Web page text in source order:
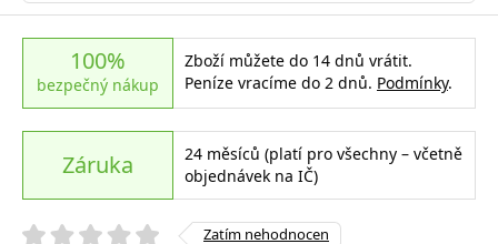
100%
bezpečný nákup
Zboží můžete do 14 dnů vrátit.
Peníze vracíme do 2 dnů. Podmínky.
Záruka
24 měsíců (platí pro všechny – včetně
objednávek na IČ)
Zatím nehodnocen